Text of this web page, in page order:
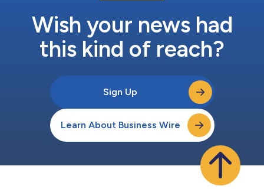
Wish your news had
this kind of reach?
Sign Up
Learn About Business Wire